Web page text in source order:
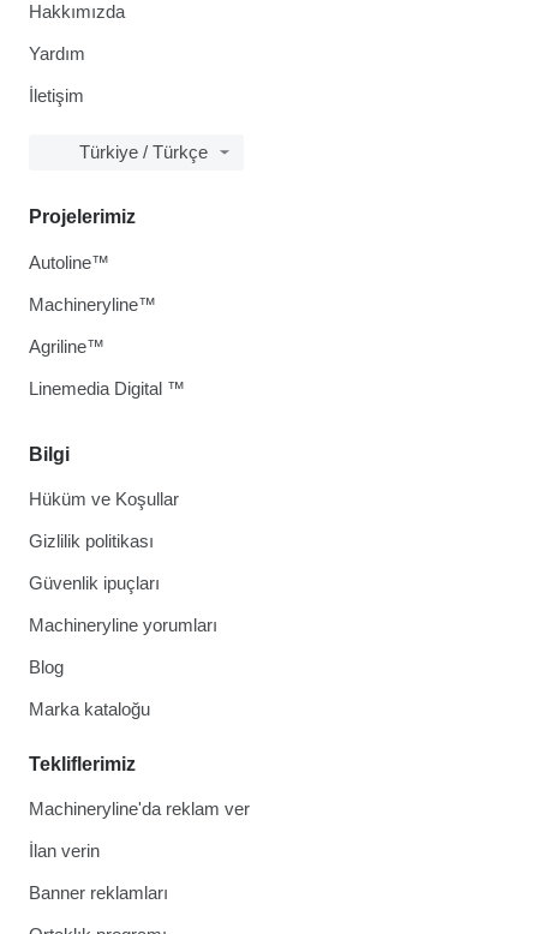
Hakkımızda
Yardım
İletişim
Türkiye / Türkçe
Bilgi
Hüküm ve Koşullar
Gizlilik politikası
Güvenlik ipuçları
Machineryline yorumları
Blog
Marka kataloğu
Tekliflerimiz
Machineryline'da reklam ver
İlan verin
Banner reklamları
Projelerimiz
Autoline™
Machineryline™
Agriline™
Linemedia Digital ™